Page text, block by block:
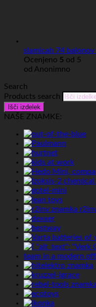
slamicah 74
Ocenjeno 5 od 5
od Anonimno
Search
Products search
Išči izdelek
NAŠE ZNAMKE: